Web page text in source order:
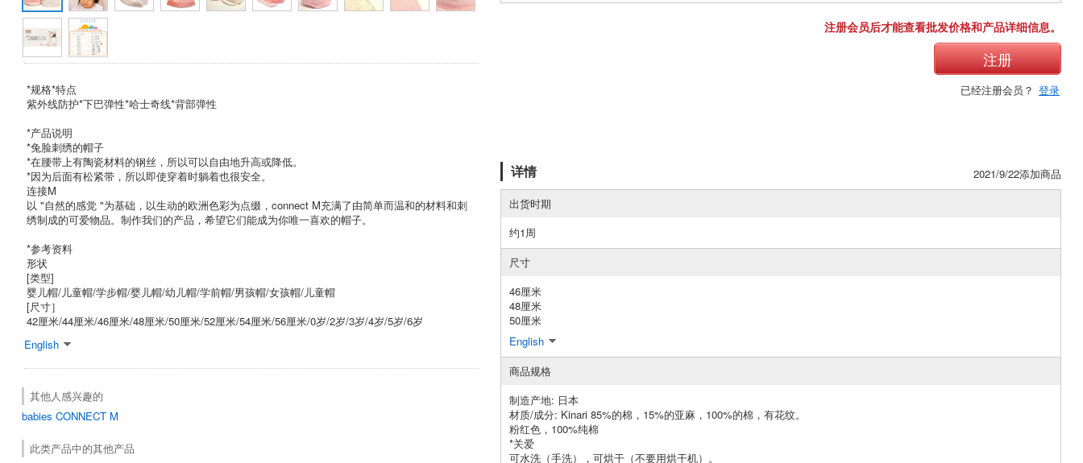
*规格*特点
紫外线防护*下巴弹性*哈士奇线*背部弹性
*产品说明
*兔脸刺绣的帽子
*在腰带上有陶瓷材料的钢丝，所以可以自由地升高或降低。
*因为后面有松紧带，所以即使穿着时躺着也很安全。
连接M
以 "自然的感觉 "为基础，以生动的欧洲色彩为点缀，connect M充满了由简单而温和的材料和刺
绣制成的可爱物品。制作我们的产品，希望它们能成为你唯一喜欢的帽子。
*参考资料
形状
[类型]
婴儿帽/儿童帽/学步帽/婴儿帽/幼儿帽/学前帽/男孩帽/女孩帽/儿童帽
[尺寸］
42厘米/44厘米/46厘米/48厘米/50厘米/52厘米/54厘米/56厘米/0岁/2岁/3岁/4岁/5岁/6岁
English
其他人感兴趣的
babies CONNECT M
此类产品中的其他产品
注册会员后才能查看批发价格和产品详细信息。
注册
已经注册会员？ 登录
详情
2021/9/22添加商品
出货时期
约1周
尺寸
46厘米
48厘米
50厘米
English
商品规格
制造产地: 日本
材质/成分: Kinari 85%的棉，15%的亚麻，100%的棉，有花纹。
粉红色，100%纯棉
*关爱
可水洗（手洗），可烘干（不要用烘干机）。